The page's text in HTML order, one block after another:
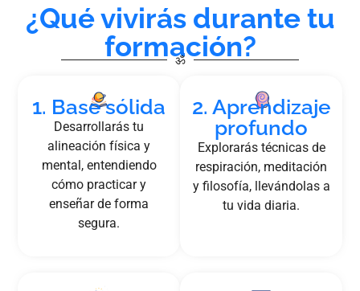
¿Qué vivirás durante tu
formación?
ॐ
1. Base sólida
Desarrollarás tu
alineación física y
mental, entendiendo
cómo practicar y
enseñar de forma
segura.
2. Aprendizaje
profundo
Explorarás técnicas de
respiración, meditación
y filosofía, llevándolas a
tu vida diaria.